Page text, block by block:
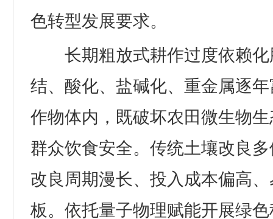
色转型发展要求。
长期粗放式耕作过度依赖化
结、酸化、盐碱化、重金属逐
作物体内，既破坏农田微生物
群众饮食安全。传统土壤改良
改良周期漫长、投入成本偏高
板。依托量子物理赋能开展绿